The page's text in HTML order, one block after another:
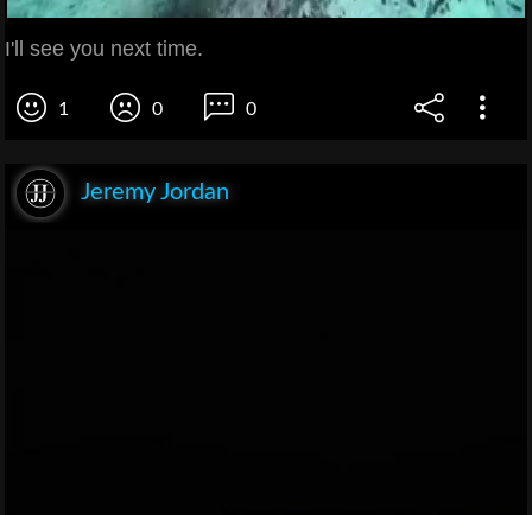
I'll see you next time.
1 0 0
Jeremy Jordan